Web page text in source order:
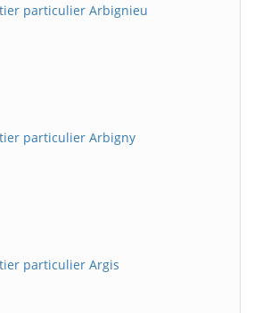
particulier Arbignieu
particulier Arbigny
particulier Argis